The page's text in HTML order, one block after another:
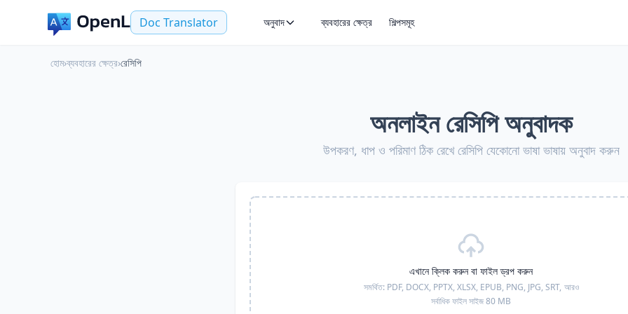
Doc Translator অনুবাদ ব্যবহারের ক্ষেত্র শিল্পসমূহ
হোম›ব্যবহারের ক্ষেত্র›রেসিপি
অনলাইন রেসিপি অনুবাদক
উপকরণ, ধাপ ও পরিমাণ ঠিক রেখে রেসিপি যেকোনো ভাষা ভাষায় অনুবাদ করুন
এখানে ক্লিক করুন বা ফাইল ড্রপ করুন
সমর্থিত: PDF, DOCX, PPTX, XLSX, EPUB, PNG, JPG, SRT, আরও
সর্বাধিক ফাইল সাইজ 80 MB